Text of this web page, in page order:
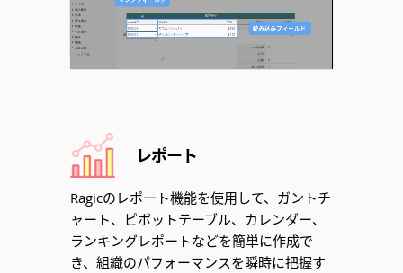
レポート
Ragicのレポート機能を使用して、ガントチ
ャート、ピボットテーブル、カレンダー、
ランキングレポートなどを簡単に作成で
き、組織のパフォーマンスを瞬時に把握す